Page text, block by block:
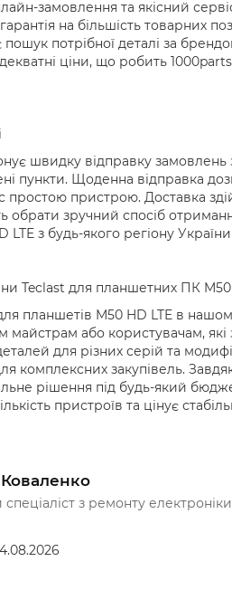
замовлення та якісний
на більшість товарних
потрібної деталі за
ціни, що робить
швидку відправку замовлень
пункти. Щоденна відправка
простою пристрою. Доставка
обрати зручний спосіб
LTE з будь-якого регіону
Teclast для планшетних ПК M50
планшетів M50 HD LTE в
майстрам або користувачам,
для різних серій та
комплексних закупівель.
рішення під будь-який
пристроїв та цінує
спеціаліст з ремонту електроніки